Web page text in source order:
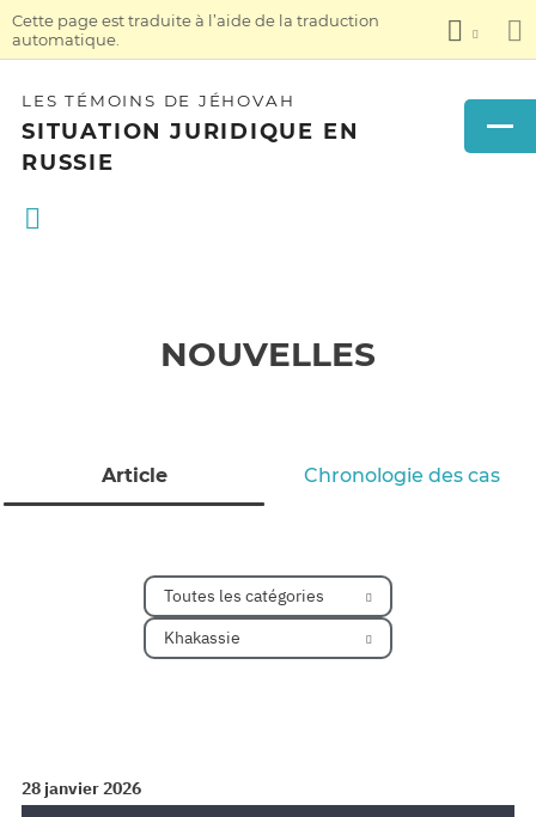
Cette page est traduite à l’aide de la traduction
automatique.
LES TÉMOINS DE JÉHOVAH
SITUATION JURIDIQUE EN
RUSSIE
NOUVELLES
Article Chronologie des cas
Toutes les catégories
Khakassie
28 janvier 2026